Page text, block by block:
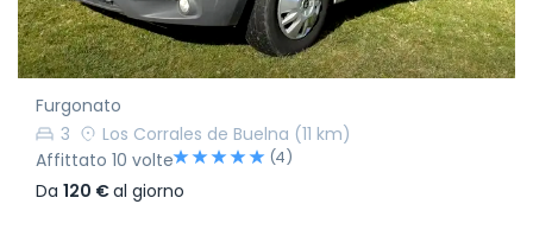
Furgonato
3
Los Corrales de Buelna (11 km)
Affittato 10 volte
(4)
Da 120 €al giorno